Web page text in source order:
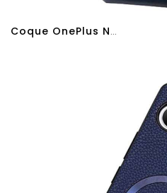
Coque OnePlus Nord 4 Effet Daim